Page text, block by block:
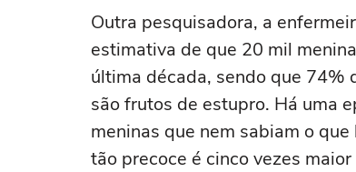
Outra pesquisadora, a
estimativa de que 20 mil
última década, sendo que 74%
são frutos de estupro. Há uma
meninas que nem sabiam o
tão precoce é cinco vezes